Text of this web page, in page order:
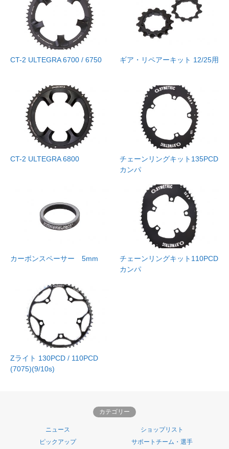
CT-2 ULTEGRA 6700 / 6750 ギア・リペアーキット 12/25用
CT-2 ULTEGRA 6800
チェーンリングキット135PCD
カンパ
カーボンスペーサー 5mm
チェーンリングキット110PCD
カンパ
Zライト 130PCD / 110PCD
(7075)(9/10s)
カテゴリー
ニュース
ショップリスト
ピックアップ
サポートチーム・選手